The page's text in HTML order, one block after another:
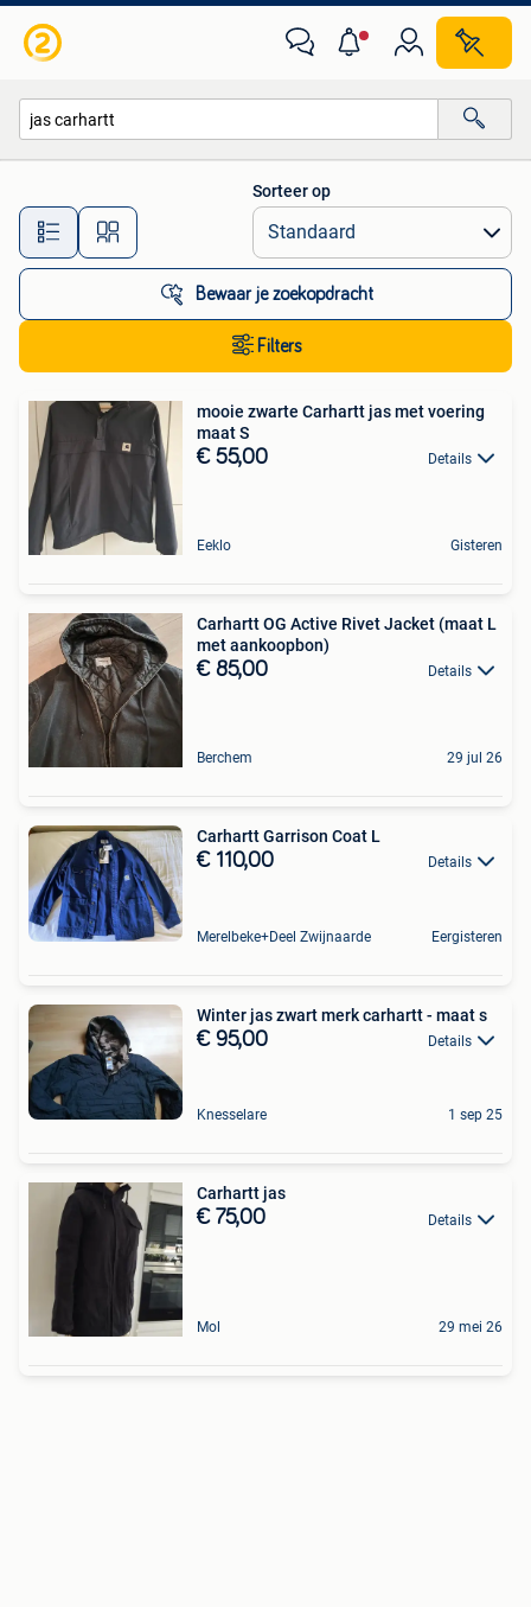
Alle afstanden…
Sorteer op
Bewaar je zoekopdracht
Filters
mooie zwarte Carhartt jas met voering
maat S
€ 55,00 Details
Eeklo Gisteren
Carhartt OG Active Rivet Jacket (maat L
met aankoopbon)
€ 85,00 Details
Berchem 29 jul 26
Carhartt Garrison Coat L
€ 110,00 Details
Merelbeke+Deel Zwijnaarde Eergisteren
Winter jas zwart merk carhartt - maat s
€ 95,00 Details
Knesselare 1 sep 25
Carhartt jas
€ 75,00 Details
Mol 29 mei 26